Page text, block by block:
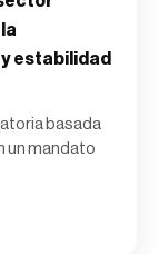
estabilidad
basada
un mandato